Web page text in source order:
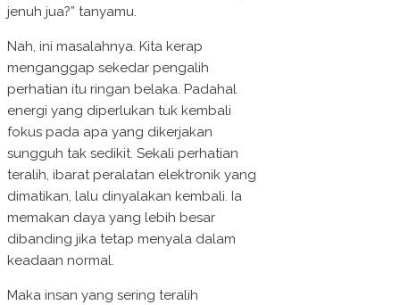
jenuh jua?” tanyamu.
Nah, ini masalahnya. Kita kerap
menganggap sekedar pengalih
perhatian itu ringan belaka. Padahal
energi yang diperlukan tuk kembali
fokus pada apa yang dikerjakan
sungguh tak sedikit. Sekali perhatian
teralih, ibarat peralatan elektronik yang
dimatikan, lalu dinyalakan kembali. Ia
memakan daya yang lebih besar
dibanding jika tetap menyala dalam
keadaan normal.
Maka insan yang sering teralih